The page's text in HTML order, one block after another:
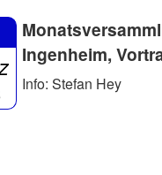
Ingenheim,
Info: Stefan Hey